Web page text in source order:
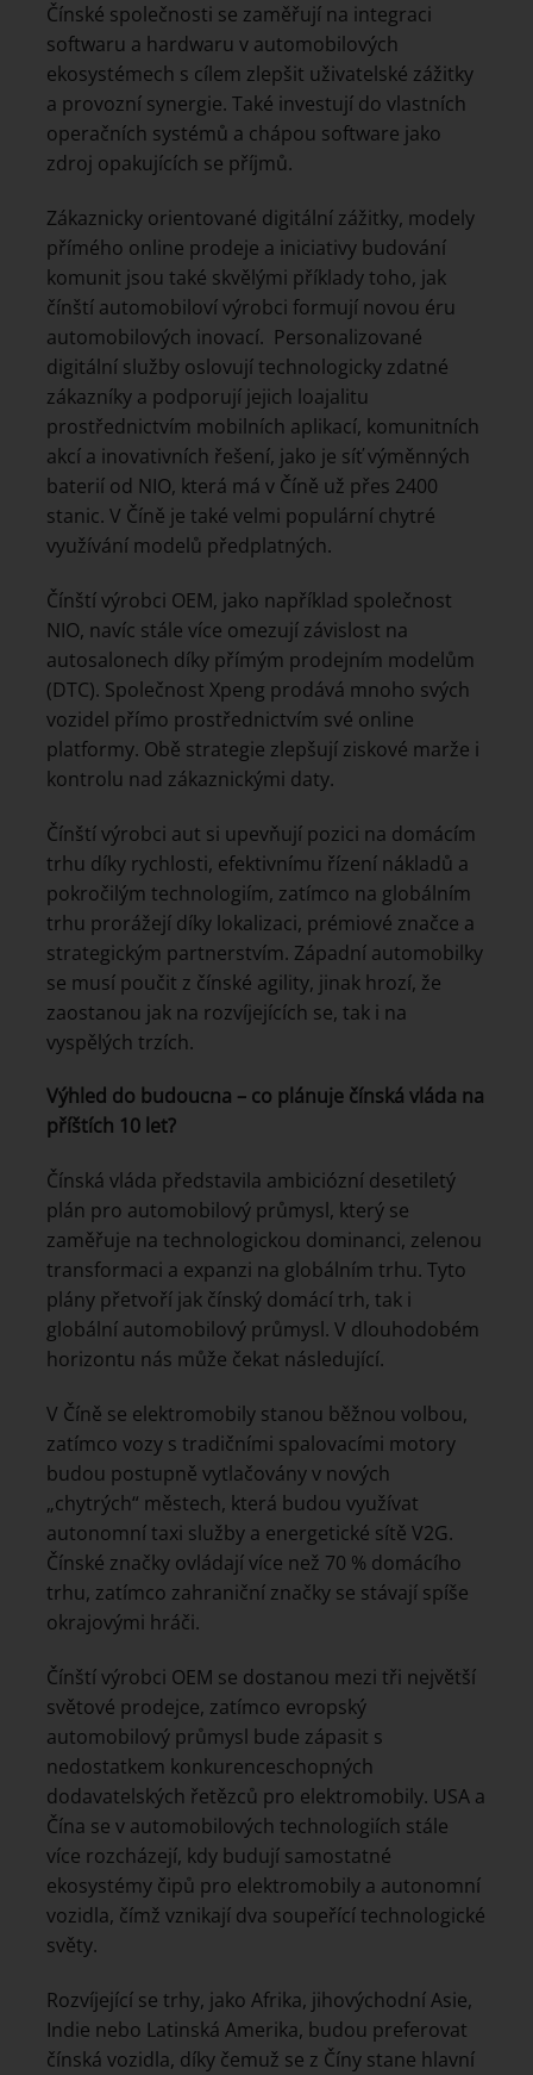
Čínské společnosti se zaměřují na integraci
softwaru a hardwaru v automobilových
ekosystémech s cílem zlepšit uživatelské zážitky
a provozní synergie. Také investují do vlastních
operačních systémů a chápou software jako
zdroj opakujících se příjmů.
Zákaznicky orientované digitální zážitky, modely
přímého online prodeje a iniciativy budování
komunit jsou také skvělými příklady toho, jak
čínští automobiloví výrobci formují novou éru
automobilových inovací. Personalizované
digitální služby oslovují technologicky zdatné
zákazníky a podporují jejich loajalitu
prostřednictvím mobilních aplikací, komunitních
akcí a inovativních řešení, jako je síť výměnných
baterií od NIO, která má v Číně už přes 2400
stanic. V Číně je také velmi populární chytré
využívání modelů předplatných.
Čínští výrobci OEM, jako například společnost
NIO, navíc stále více omezují závislost na
autosalonech díky přímým prodejním modelům
(DTC). Společnost Xpeng prodává mnoho svých
vozidel přímo prostřednictvím své online
platformy. Obě strategie zlepšují ziskové marže i
kontrolu nad zákaznickými daty.
Čínští výrobci aut si upevňují pozici na domácím
trhu díky rychlosti, efektivnímu řízení nákladů a
pokročilým technologiím, zatímco na globálním
trhu prorážejí díky lokalizaci, prémiové značce a
strategickým partnerstvím. Západní automobilky
se musí poučit z čínské agility, jinak hrozí, že
zaostanou jak na rozvíjejících se, tak i na
vyspělých trzích.
Výhled do budoucna – co plánuje čínská vláda na
příštích 10 let?
Čínská vláda představila ambiciózní desetiletý
plán pro automobilový průmysl, který se
zaměřuje na technologickou dominanci, zelenou
transformaci a expanzi na globálním trhu. Tyto
plány přetvoří jak čínský domácí trh, tak i
globální automobilový průmysl. V dlouhodobém
horizontu nás může čekat následující.
V Číně se elektromobily stanou běžnou volbou,
zatímco vozy s tradičními spalovacími motory
budou postupně vytlačovány v nových
„chytrých“ městech, která budou využívat
autonomní taxi služby a energetické sítě V2G.
Čínské značky ovládají více než 70 % domácího
trhu, zatímco zahraniční značky se stávají spíše
okrajovými hráči.
Čínští výrobci OEM se dostanou mezi tři největší
světové prodejce, zatímco evropský
automobilový průmysl bude zápasit s
nedostatkem konkurenceschopných
dodavatelských řetězců pro elektromobily. USA a
Čína se v automobilových technologiích stále
více rozcházejí, kdy budují samostatné
ekosystémy čipů pro elektromobily a autonomní
vozidla, čímž vznikají dva soupeřící technologické
světy.
Rozvíjející se trhy, jako Afrika, jihovýchodní Asie,
Indie nebo Latinská Amerika, budou preferovat
čínská vozidla, díky čemuž se z Číny stane hlavní